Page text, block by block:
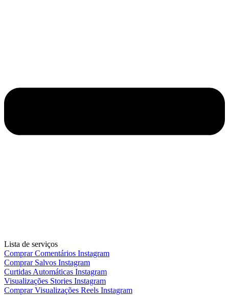
Lista de serviços
Comprar Comentários Instagram
Comprar Salvos Instagram
Curtidas Automáticas Instagram
Visualizações Stories Instagram
Comprar Visualizações Reels Instagram